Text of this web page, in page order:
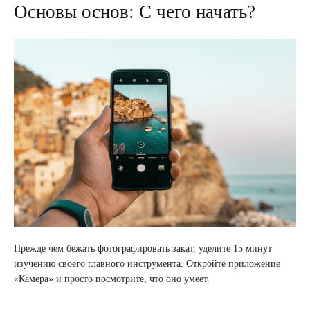
Основы основ: С чего начать?
Прежде чем бежать фотографировать закат, уделите 15 минут
изучению своего главного инструмента. Откройте приложение
«Камера» и просто посмотрите, что оно умеет.